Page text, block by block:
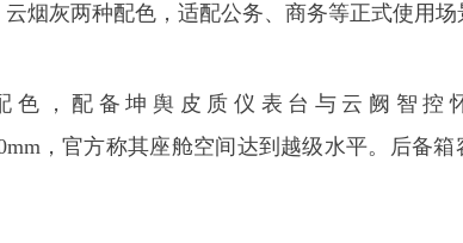
烟灰两种配色，适配公务、商务等正式使用场
色，配备坤舆皮质仪表台与云阙智控
，官方称其座舱空间达到越级水平。后备